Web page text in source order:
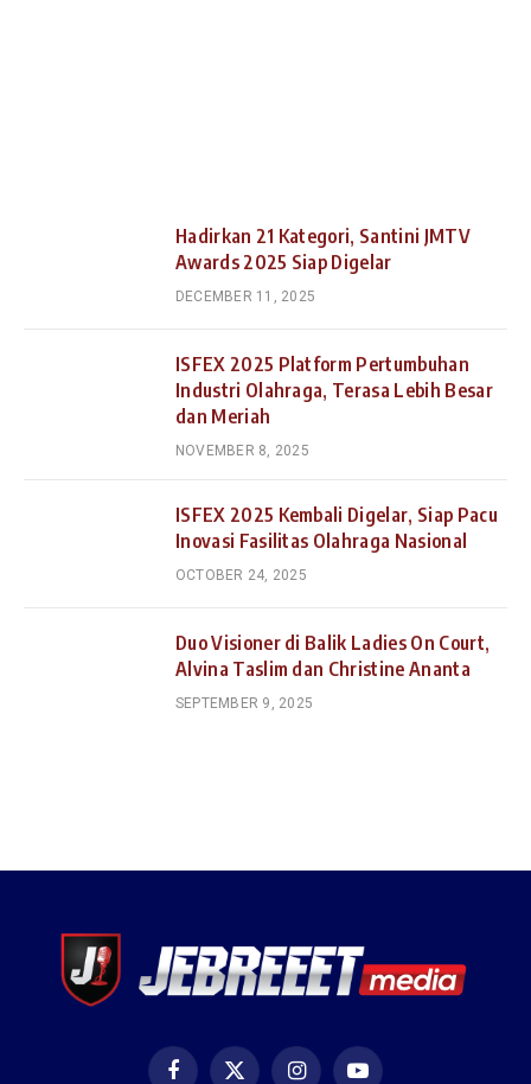
Hadirkan 21 Kategori, Santini JMTV
Awards 2025 Siap Digelar
DECEMBER 11, 2025
ISFEX 2025 Platform Pertumbuhan
Industri Olahraga, Terasa Lebih Besar
dan Meriah
NOVEMBER 8, 2025
ISFEX 2025 Kembali Digelar, Siap Pacu
Inovasi Fasilitas Olahraga Nasional
OCTOBER 24, 2025
Duo Visioner di Balik Ladies On Court,
Alvina Taslim dan Christine Ananta
SEPTEMBER 9, 2025